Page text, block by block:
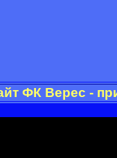
ФК Верес -